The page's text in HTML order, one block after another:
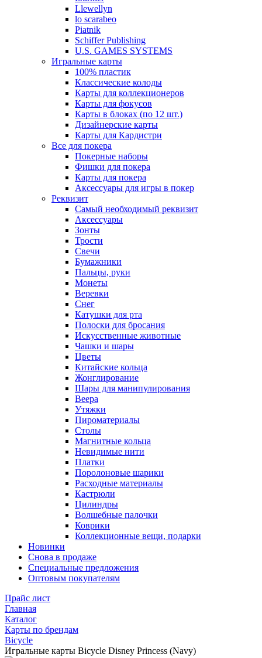
Llewellyn
lo scarabeo
Piatnik
Schiffer Publishing
U.S. GAMES SYSTEMS
Игральные карты
100% пластик
Классические колоды
Карты для коллекционеров
Карты для фокусов
Карты в блоках (по 12 шт.)
Дизайнерские карты
Карты для Кардистри
Все для покера
Покерные наборы
Фишки для покера
Карты для покера
Аксессуары для игры в покер
Реквизит
Самый необходимый реквизит
Аксессуары
Зонты
Трости
Свечи
Бумажники
Пальцы, руки
Монеты
Веревки
Снег
Катушки для рта
Полоски для бросания
Искусственные животные
Чашки и шары
Цветы
Китайские кольца
Жонглирование
Шары для манипулирования
Веера
Утяжки
Пироматериалы
Столы
Магнитные кольца
Невидимые нити
Платки
Поролоновые шарики
Расходные материалы
Кастрюли
Цилиндры
Волшебные палочки
Коврики
Коллекционные вещи, подарки
Новинки
Снова в продаже
Специальные предложения
Оптовым покупателям
Прайс лист
Главная
Каталог
Карты по брендам
Bicycle
Игральные карты Bicycle Disney Princess (Navy)